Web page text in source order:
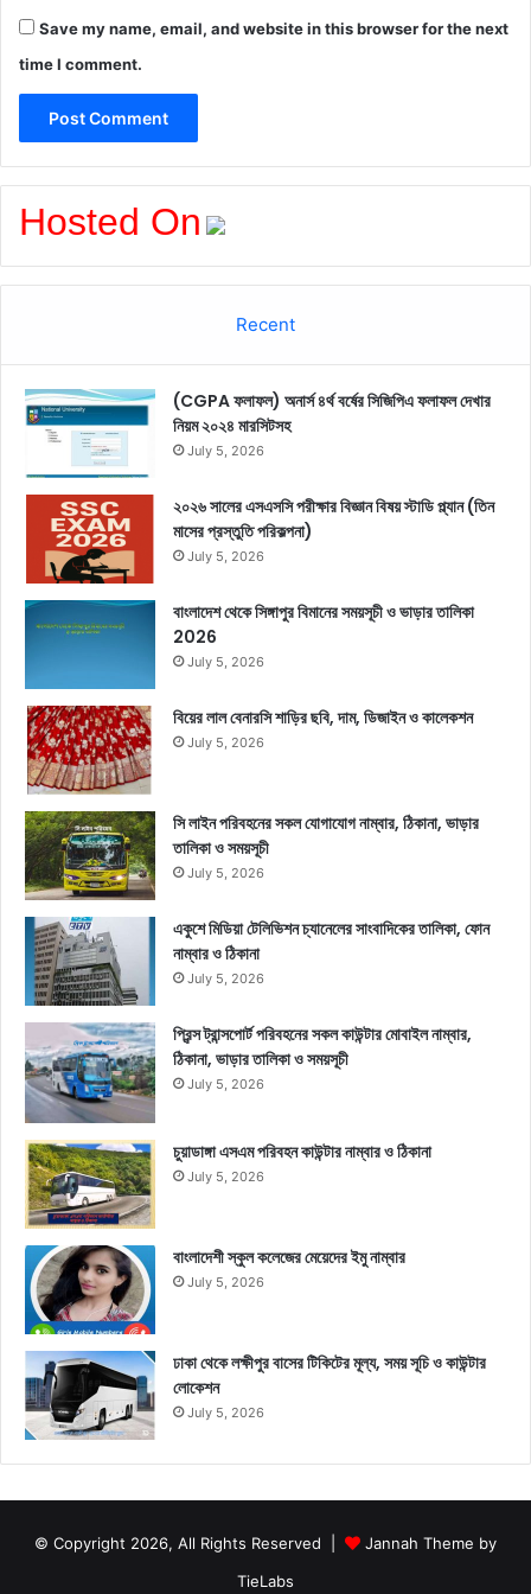
Save my name, email, and website in this browser for the next
time I comment.
Hosted On
Recent
(CGPA ফলাফল) অনার্স ৪র্থ বর্ষের সিজিপিএ ফলাফল দেখার
নিয়ম ২০২৪ মারসিটসহ
July 5, 2026
২০২৬ সালের এসএসসি পরীক্ষার বিজ্ঞান বিষয় স্টাডি প্ল্যান (তিন
মাসের প্রস্তুতি পরিকল্পনা)
July 5, 2026
বাংলাদেশ থেকে সিঙ্গাপুর বিমানের সময়সূচী ও ভাড়ার তালিকা
2026
July 5, 2026
বিয়ের লাল বেনারসি শাড়ির ছবি, দাম, ডিজাইন ও কালেকশন
July 5, 2026
সি লাইন পরিবহনের সকল যোগাযোগ নাম্বার, ঠিকানা, ভাড়ার
তালিকা ও সময়সূচী
July 5, 2026
একুশে মিডিয়া টেলিভিশন চ্যানেলের সাংবাদিকের তালিকা, ফোন
নাম্বার ও ঠিকানা
July 5, 2026
প্রিন্স ট্রান্সপোর্ট পরিবহনের সকল কাউন্টার মোবাইল নাম্বার,
ঠিকানা, ভাড়ার তালিকা ও সময়সূচী
July 5, 2026
চুয়াডাঙ্গা এসএম পরিবহন কাউন্টার নাম্বার ও ঠিকানা
July 5, 2026
বাংলাদেশী স্কুল কলেজের মেয়েদের ইমু নাম্বার
July 5, 2026
ঢাকা থেকে লক্ষীপুর বাসের টিকিটের মূল্য, সময় সূচি ও কাউন্টার
লোকেশন
July 5, 2026
© Copyright 2026, All Rights Reserved |
Jannah Theme by
TieLabs